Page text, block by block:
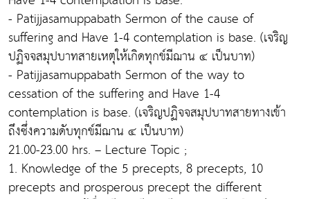
- Patijjasamuppabath Sermon of the cause of
suffering and Have 1-4 contemplation is base. (เจริญ
ปฏิจจสมุปบาทสายเหตุให้เกิดทุกข์มีฌาน ๔ เป็นบาท)
- Patijjasamuppabath Sermon of the way to
cessation of the suffering and Have 1-4
contemplation is base. (เจริญปฏิจจสมุปบาทสายทางเข้า
ถึงซึ่งความดับทุกข์มีฌาน ๔ เป็นบาท)
21.00-23.00 hrs. – Lecture Topic ;
1. Knowledge of the 5 precepts, 8 precepts, 10
precepts and prosperous precept the different